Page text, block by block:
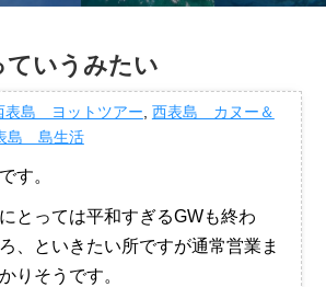
ていうみたい
表島 ヨットツアー 西表島 カヌー＆
島 島生活
す。
とっては平和すぎるGWも終わ
、といきたい所ですが通常営業ま
りそうです。